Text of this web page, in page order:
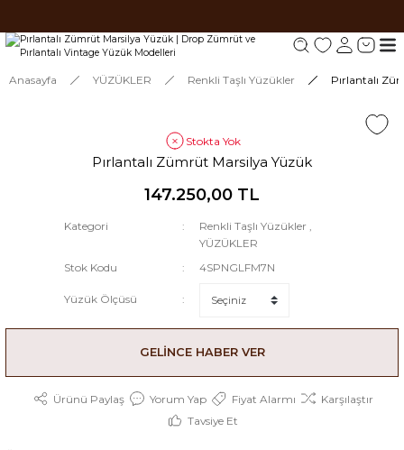
Tüm siparişlerde 1000 TL ve üzeri ücretsiz kargo. #3
Anasayfa YÜZÜKLER Renkli Taşlı Yüzükler Pırlantalı
Stokta Yok
Pırlantalı Zümrüt Marsilya Yüzük
147.250,00 TL
Kategori Renkli Taşlı Yüzükler ,
YÜZÜKLER
Stok Kodu
4SPNGLFM7N
Yüzük Ölçüsü
GELİNCE HABER VER
Ürünü Paylaş Yorum Yap Fiyat Alarmı
Karşılaştır
Tavsiye Et